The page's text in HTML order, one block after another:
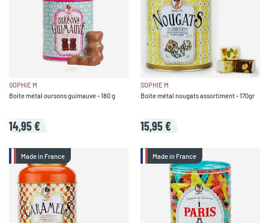
SOPHIE M
Boite métal oursons guimauve - 180 g
14,95 €
SOPHIE M
Boite métal nougats assortiment - 170gr
15,95 €
Made in France Made in France